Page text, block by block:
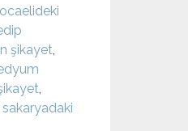
şikayet,
,
sakaryadaki